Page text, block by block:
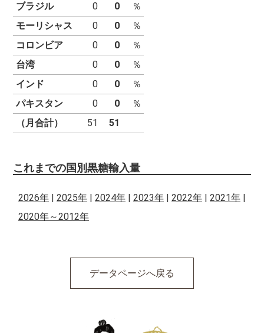
ブラジル
0
0
モーリシャス
0
0
コロンビア
0
0
台湾
0
0
インド
0
0
パキスタン
0
0
（月合計）
51 51
これまでの国別黒糖輸入量
2026年 2025年 2024年 2023年 2022年
2021年
2020年～2012年
データページへ戻る